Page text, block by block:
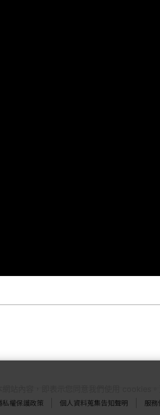
私權保護政策 個人資料蒐集告知聲明 服